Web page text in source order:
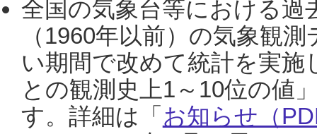
全国の気象台等における過
（1960年以前）の気象観
い期間で改めて統計を実
との観測史上1～10位の値
す。詳細は「 お知らせ（